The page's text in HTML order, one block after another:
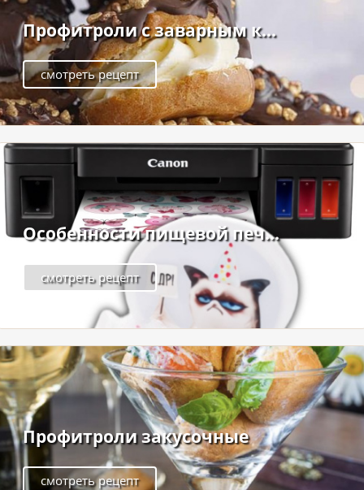
Профитроли с заварным к...
смотреть рецепт
Особенности пищевой печ...
смотреть рецепт
Профитроли закусочные
смотреть рецепт